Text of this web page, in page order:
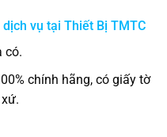
vụ tại Thiết Bị TMTC
có.
chính hãng, có giấy tờ